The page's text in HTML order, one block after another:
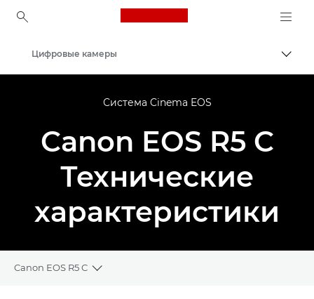
Canon Logo, back to
Цифровые камеры
Система Cinema EOS
Canon EOS R5 C
Технические
характеристики
Canon EOS R5 C
Toggle breadcrumbs